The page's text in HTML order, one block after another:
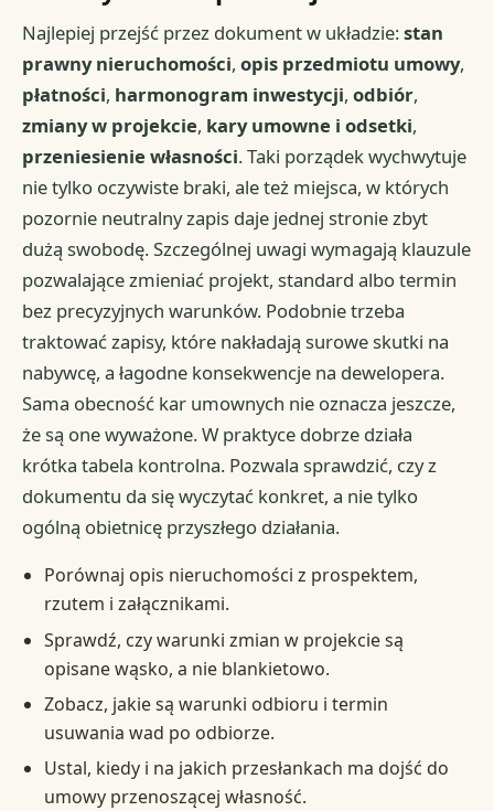
Najlepiej przejść przez dokument w układzie:stan
prawny nieruchomości,opis przedmiotu umowy,
płatności, harmonogram inwestycji,odbiór,
zmiany w projekcie, kary umowne i odsetki,
przeniesienie własności. Taki porządek wychwytuje
nie tylko oczywiste braki, ale też miejsca, w których
pozornie neutralny zapis daje jednej stronie zbyt
dużą swobodę. Szczególnej uwagi wymagają klauzule
pozwalające zmieniać projekt, standard albo termin
bez precyzyjnych warunków. Podobnie trzeba
traktować zapisy, które nakładają surowe skutki na
nabywcę, a łagodne konsekwencje na dewelopera.
Sama obecność kar umownych nie oznacza jeszcze,
że są one wyważone. W praktyce dobrze działa
krótka tabela kontrolna. Pozwala sprawdzić, czy z
dokumentu da się wyczytać konkret, a nie tylko
ogólną obietnicę przyszłego działania.
Porównaj opis nieruchomości z prospektem,
rzutem i załącznikami.
Sprawdź, czy warunki zmian w projekcie są
opisane wąsko, a nie blankietowo.
Zobacz, jakie są warunki odbioru i termin
usuwania wad po odbiorze.
Ustal, kiedy i na jakich przesłankach ma dojść do
umowy przenoszącej własność.